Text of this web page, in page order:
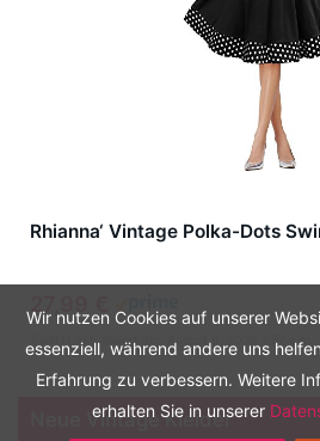
Rhianna‘ Vintage Polka-Dots
Zuletzt aktualisiert am: August 6, 2026 1:57 a.m.
Neue Vintage Kleider
Wir nutzen Cookies auf unserer
essenziell, während andere uns
Erfahrung zu verbessern. Weitere
erhalten Sie in unserer